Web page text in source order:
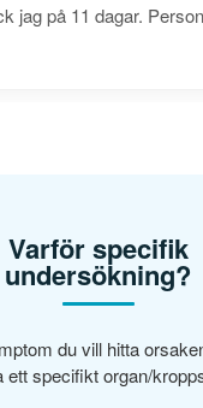
jag på 11 dagar.
Varför specifik
undersökning?
du vill hitta
ett specifikt organ/